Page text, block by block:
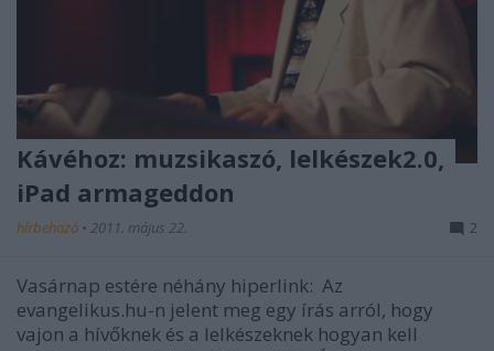
Kávéhoz: muzsikaszó, lelkészek2.0,
iPad armageddon
hírbehozó • 2011. május 22. 2
Vasárnap estére néhány hiperlink: Az
evangelikus.hu-n jelent meg egy írás arról, hogy
vajon a hívőknek és a lelkészeknek hogyan kell